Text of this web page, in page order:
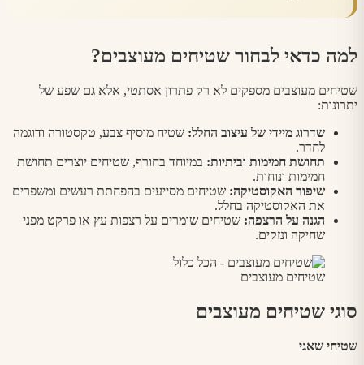
למה כדאי לבחור שטיחים מעוצבים?
שטיחים מעוצבים מספקים לא רק פתרון אסתטי, אלא גם שפע של
יתרונות:
שדרוג מיידי של עיצוב החלל: שטיח מוסיף צבע, טקסטורה ודוגמה
לחדר.
תחושת חמימות וביתיות: במיוחד בחורף, שטיחים יוצרים תחושת
חמימות ונוחות.
שיפור האקוסטיקה: שטיחים מסייעים בהפחתת רעשים ומשפרים
את האקוסטיקה בחלל.
הגנה על הרצפה: שטיחים שומרים על רצפות עץ או פרקט מפני
שחיקה ונזקים.
שטיחים מעוצבים
סוגי שטיחים מעוצבים
שטיחי שאגי